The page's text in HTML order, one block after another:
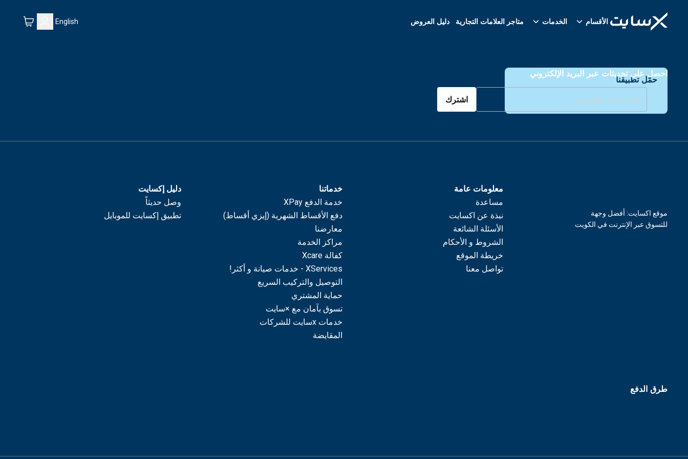
الأقسام الخدمات متاجر العلامات التجارية دليل العروض English
حمّل تطبيقنا
احصل على تحديثات عبر البريد الإلكتروني
اشترك
معلومات عامة
مساعدة
نبذة عن اكسايت
الأسئلة الشائعة
الشروط و الأحكام
خريطة الموقع
تواصل معنا
خدماتنا
خدمة الدفع XPay
دفع الأقساط الشهرية (إيزي أقساط)
معارضنا
مراكز الخدمة
كفالة Xcare
XServices - خدمات صيانة و أكثر!
التوصيل والتركيب السريع
حماية المشتري
تسوق بآمان مع ×سايت
خدمات xسايت للشركات
المقايضة
دليل إكسايت
وصل حديثاً
تطبيق إكسايت للموبايل
موقع اكسايت: أفضل وجهة
للتسوق عبر الإنترنت في الكويت
طرق الدفع